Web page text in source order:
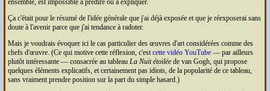
ensemble, est impossible à prédire ou à expliquer.
Ça c'était pour le résumé de l'idée générale que j'ai déjà exposée et que je réexposerai sans
doute à l'avenir parce que j'ai tendance à radoter.
Mais je voudrais évoquer ici le cas particulier des œuvres d'art considérées comme des
chefs d'œuvre. (Ce qui motive cette réflexion, c'estcette vidéo YouTube— par ailleurs
plutôt intéressante — consacrée au tableau La Nuit étoiléede van Gogh, qui propose
quelques éléments explicatifs, et certainement pas idiots, de la popularité de ce tableau,
sans vraiment prendre position sur la part du simple hasard.)